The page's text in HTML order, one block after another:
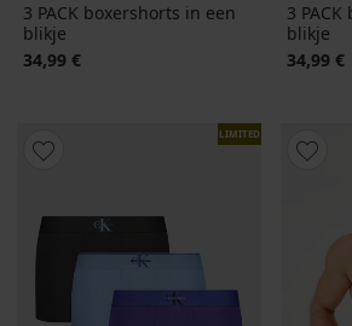
3 PACK boxershorts in een
blikje
34,99 €
3
blikje
34,99 €
LIMITED